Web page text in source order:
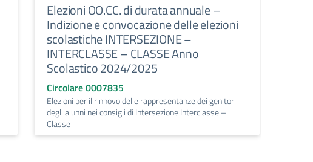
Elezioni OO.CC. di durata annuale –
Indizione e convocazione delle elezioni
scolastiche INTERSEZIONE –
INTERCLASSE – CLASSE Anno
Scolastico 2024/2025
Circolare 0007835
Elezioni per il rinnovo delle rappresentanze dei genitori
degli alunni nei consigli di Intersezione Interclasse –
Classe